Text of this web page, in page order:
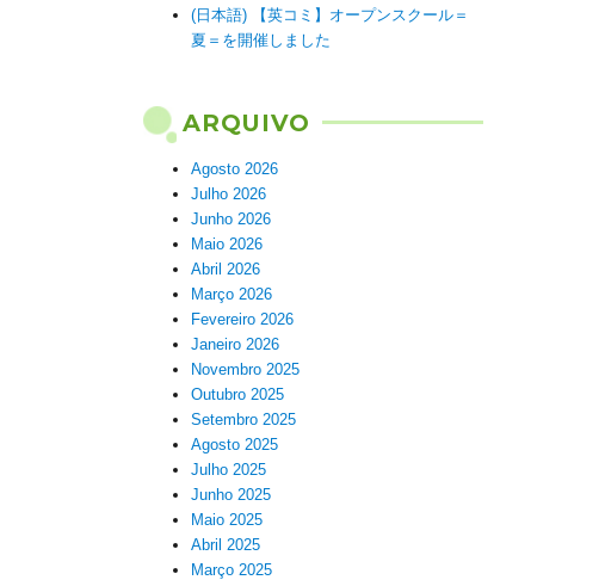
(日本語) 【英コミ】オープンスクール＝
夏＝を開催しました
ARQUIVO
Agosto 2026
Julho 2026
Junho 2026
Maio 2026
Abril 2026
Março 2026
Fevereiro 2026
Janeiro 2026
Novembro 2025
Outubro 2025
Setembro 2025
Agosto 2025
Julho 2025
Junho 2025
Maio 2025
Abril 2025
Março 2025